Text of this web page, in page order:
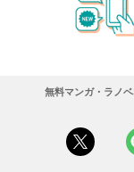
無料マンガ・ラノ